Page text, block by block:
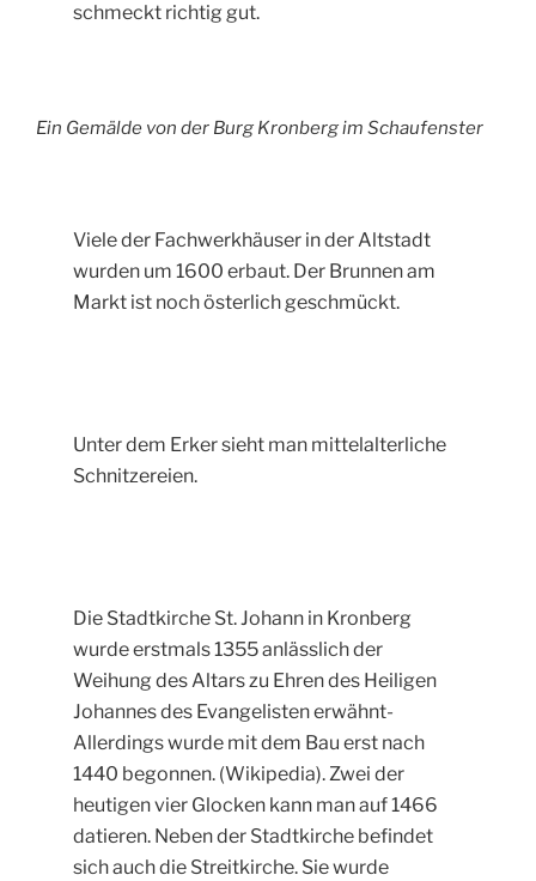
schmeckt richtig gut.
Ein Gemälde von der Burg Kronberg im Schaufenster
Viele der Fachwerkhäuser in der Altstadt
wurden um 1600 erbaut. Der Brunnen am
Markt ist noch österlich geschmückt.
Unter dem Erker sieht man mittelalterliche
Schnitzereien.
Die Stadtkirche St. Johann in Kronberg
wurde erstmals 1355 anlässlich der
Weihung des Altars zu Ehren des Heiligen
Johannes des Evangelisten erwähnt-
Allerdings wurde mit dem Bau erst nach
1440 begonnen. (Wikipedia). Zwei der
heutigen vier Glocken kann man auf 1466
datieren. Neben der Stadtkirche befindet
sich auch die Streitkirche. Sie wurde